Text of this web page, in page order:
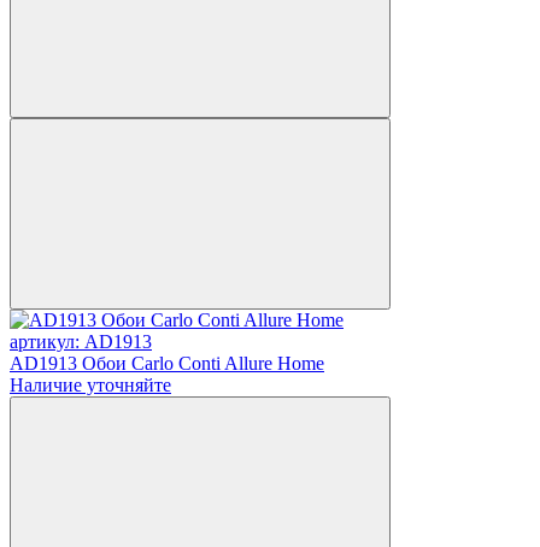
артикул: AD1913
AD1913 Обои Carlo Conti Allure Home
Наличие уточняйте